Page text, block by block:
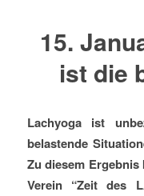
15.
ist die
Lachyoga ist
belastende
Zu diesem
Verein “Zeit des